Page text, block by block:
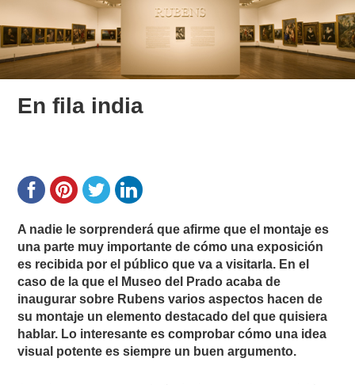
En fila india
A nadie le sorprenderá que afirme que el montaje es
una parte muy importante de cómo una exposición
es recibida por el público que va a visitarla. En el
caso de la que el Museo del Prado acaba de
inaugurar sobre Rubens varios aspectos hacen de
su montaje un elemento destacado del que quisiera
hablar. Lo interesante es comprobar cómo una idea
visual potente es siempre un buen argumento.